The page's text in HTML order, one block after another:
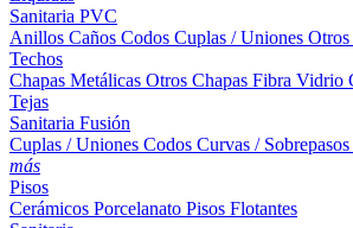
Sanitaria PVC
Anillos Caños Codos Cuplas / Uniones Otros
Techos
Chapas Metálicas Otros Chapas Fibra Vidrio
Tejas
Sanitaria Fusión
Cuplas / Uniones Codos Curvas / Sobrepasos
más
Pisos
Cerámicos Porcelanato Pisos Flotantes